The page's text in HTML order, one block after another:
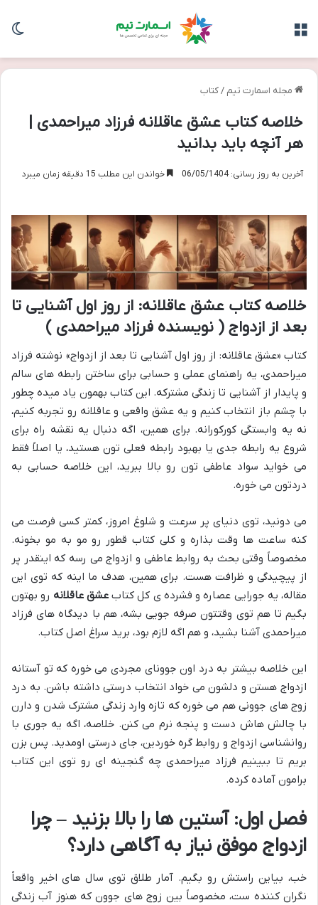
مجله اسمارت تیم /کتاب
خلاصه کتاب عشق عاقلانه فرزاد میراحمدی |
هر آنچه باید بدانید
آخرین به روز رسانی: 06/05/1404 خواندن این مطلب 15 دقیقه زمان میبرد
خلاصه کتاب عشق عاقلانه: از روز اول آشنایی تا
بعد از ازدواج ( نویسنده فرزاد میراحمدی )
کتاب «عشق عاقلانه: از روز اول آشنایی تا بعد از ازدواج» نوشته فرزاد
میراحمدی، یه راهنمای عملی و حسابی برای ساختن رابطه های سالم
و پایدار از آشنایی تا زندگی مشترکه. این کتاب بهمون یاد میده چطور
با چشم باز انتخاب کنیم و یه عشق واقعی و عاقلانه رو تجربه کنیم،
نه یه وابستگی کورکورانه. برای همین، اگه دنبال یه نقشه راه برای
شروع یه رابطه جدی یا بهبود رابطه فعلی تون هستید، یا اصلاً فقط
می خواید سواد عاطفی تون رو بالا ببرید، این خلاصه حسابی به
دردتون می خوره.
می دونید، توی دنیای پر سرعت و شلوغ امروز، کمتر کسی فرصت می
کنه ساعت ها وقت بذاره و کلی کتاب قطور رو مو به مو بخونه.
مخصوصاً وقتی بحث به روابط عاطفی و ازدواج می رسه که اینقدر پر
از پیچیدگی و ظرافت هست. برای همین، هدف ما اینه که توی این
مقاله، یه جورایی عصاره و فشرده ی کل کتابعشق عاقلانه رو بهتون
بگیم تا هم توی وقتتون صرفه جویی بشه، هم با دیدگاه های فرزاد
میراحمدی آشنا بشید، و هم اگه لازم بود، برید سراغ اصل کتاب.
این خلاصه بیشتر به درد اون جوونای مجردی می خوره که تو آستانه
ازدواج هستن و دلشون می خواد انتخاب درستی داشته باشن. به درد
زوج های جوونی هم می خوره که تازه وارد زندگی مشترک شدن و دارن
با چالش هاش دست و پنجه نرم می کنن. خلاصه، اگه یه جوری با
روانشناسی ازدواج و روابط گره خوردین، جای درستی اومدید. پس بزن
بریم تا ببینیم فرزاد میراحمدی چه گنجینه ای رو توی این کتاب
برامون آماده کرده.
فصل اول: آستین ها را بالا بزنید – چرا
ازدواج موفق نیاز به آگاهی دارد؟
خب، بیاین راستش رو بگیم. آمار طلاق توی سال های اخیر واقعاً
نگران کننده ست، مخصوصاً بین زوج های جوون که هنوز آب زندگی